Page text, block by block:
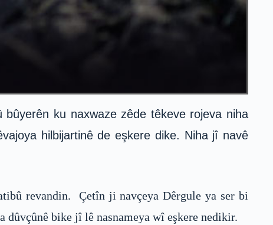
ku naxwaze zêde têkeve rojeva niha
hilbijartinê de eşkere dike. Niha jî navê
revandin. Çetîn ji navçeya Dêrgule ya ser bi
dûvçûnê bike jî lê nasnameya wî eşkere nedikir.